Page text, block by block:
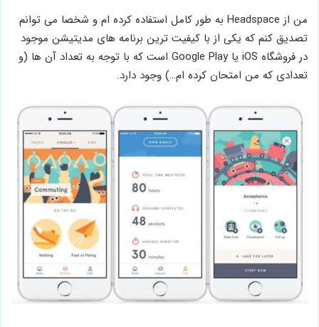
من از Headspace به طور کامل استفاده کرده ام و شخصا می توانم
تصدیق کنم که یکی از با کیفیت ترین برنامه های مدیتیشن موجود
در فروشگاه iOS یا Google Play است که با توجه به تعداد آن ها (و
تعدادی که من امتحان کرده ام…) وجود دارد.